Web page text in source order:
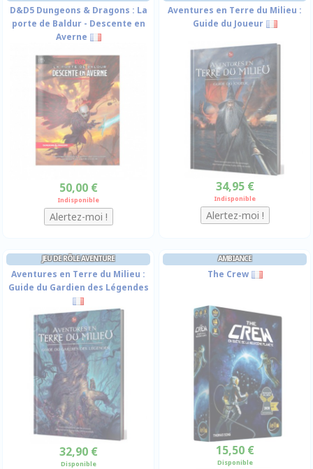
D&D5 Dungeons & Dragons : La
porte de Baldur - Descente en
Averne
50,00 €
Indisponible
Aventures en Terre du Milieu :
Guide du Joueur
34,95 €
Indisponible
JEU DE RÔLE AVENTURE
Aventures en Terre du Milieu :
Guide du Gardien des Légendes
32,90 €
Disponible
AMBIANCE
The Crew
15,50 €
Disponible